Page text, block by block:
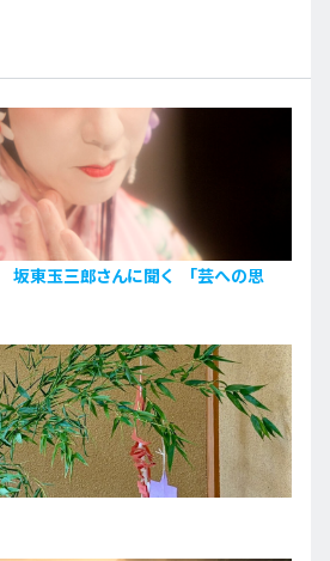
東玉三郎さんに聞く 「芸への思